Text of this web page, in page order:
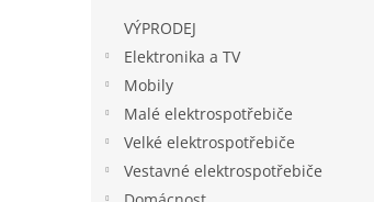
VÝPRODEJ
Elektronika a TV
Mobily
Malé elektrospotřebiče
Velké elektrospotřebiče
Vestavné elektrospotřebiče